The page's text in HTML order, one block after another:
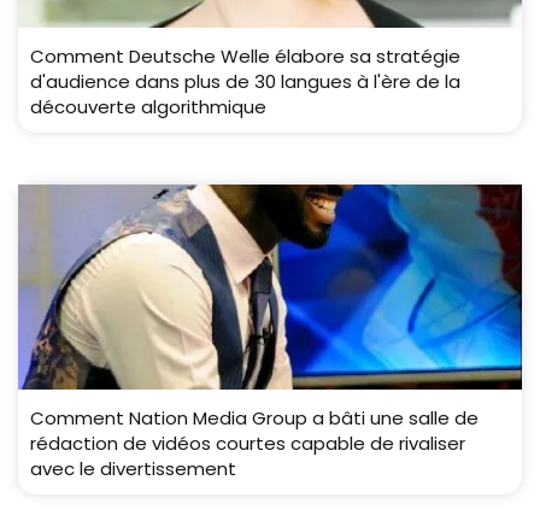
Comment Deutsche Welle élabore sa stratégie
d'audience dans plus de 30 langues à l'ère de la
découverte algorithmique
Comment Nation Media Group a bâti une salle de
rédaction de vidéos courtes capable de rivaliser
avec le divertissement